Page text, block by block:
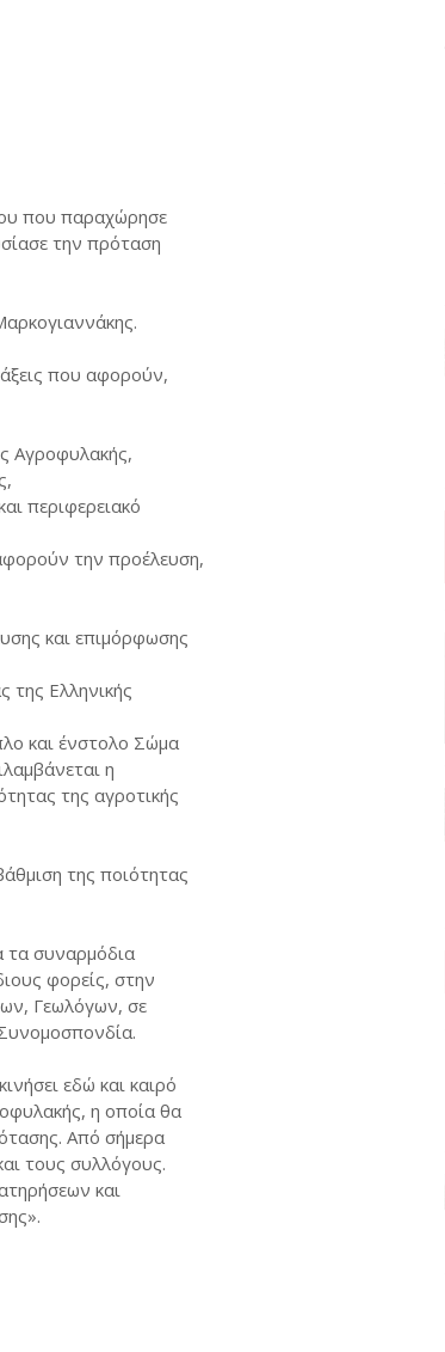
που παραχώρησε
την πρόταση
που αφορούν,
Αγροφυλακής,
περιφερειακό
την προέλευση,
και επιμόρφωσης
της Ελληνικής
και ένστολο Σώμα
η
της αγροτικής
της ποιότητας
τα συναρμόδια
φορείς, στην
Γεωλόγων, σε
εδώ και καιρό
η οποία θα
Από σήμερα
τους συλλόγους.
και